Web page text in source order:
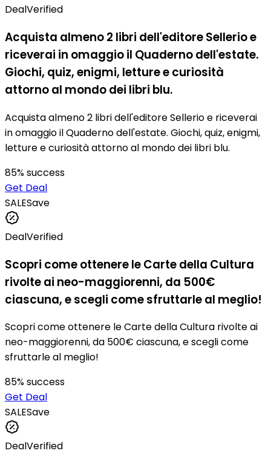
DealVerified
Acquista almeno 2 libri dell'editore Sellerio e
riceverai in omaggio il Quaderno dell'estate.
Giochi, quiz, enigmi, letture e curiosità
attorno al mondo dei libri blu.
Acquista almeno 2 libri dell'editore Sellerio e riceverai
in omaggio il Quaderno dell'estate. Giochi, quiz, enigmi,
letture e curiosità attorno al mondo dei libri blu.
85% success
Get Deal
SALESave
DealVerified
Scopri come ottenere le Carte della Cultura
rivolte ai neo-maggiorenni, da 500€
ciascuna, e scegli come sfruttarle al meglio!
Scopri come ottenere le Carte della Cultura rivolte ai
neo-maggiorenni, da 500€ ciascuna, e scegli come
sfruttarle al meglio!
85% success
Get Deal
SALESave
DealVerified